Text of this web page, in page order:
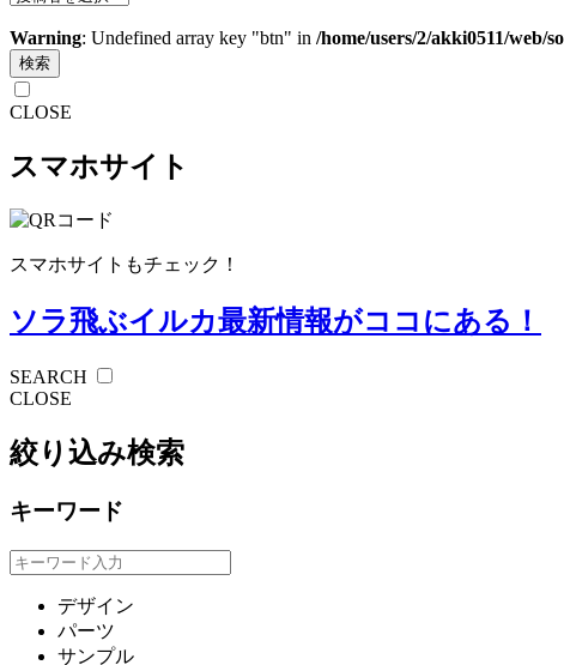
Warning: Undefined array key "btn" in /home/users/2/akki0511/web/
検索
CLOSE
スマホサイト
スマホサイトもチェック！
ソラ飛ぶイルカ最新情報がココにある！
SEARCH
CLOSE
絞り込み検索
キーワード
デザイン
パーツ
サンプル